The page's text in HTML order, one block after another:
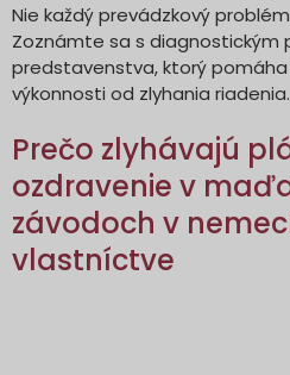
Nie každý prevádzkový
Zoznámte sa s diagnostickým
predstavenstva, ktorý
výkonnosti od zlyhania riadenia.
Prečo zlyhávajú
ozdravenie v
závodoch v
vlastníctve